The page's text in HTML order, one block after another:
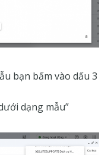
bạn bấm vào dấu 3
dạng mẫu”